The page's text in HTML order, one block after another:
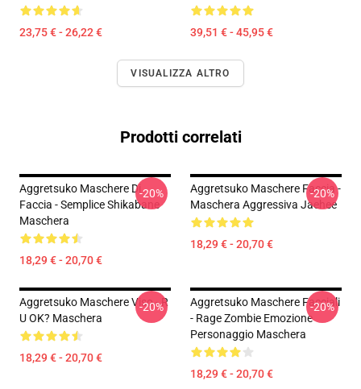
23,75 € - 26,22 € 39,51 € - 45,95 €
VISUALIZZA ALTRO
Prodotti correlati
Aggretsuko Maschere Di
Faccia - Semplice Shikabane
Maschera
18,29 € - 20,70 €
-20%
Aggretsuko Maschere Faccia -
Maschera Aggressiva Jaehee
18,29 € - 20,70 €
-20%
Aggretsuko Maschere Viso - R
U OK? Maschera
18,29 € - 20,70 €
-20%
Aggretsuko Maschere Facciali
- Rage Zombie Emozione
Personaggio Maschera
18,29 € - 20,70 €
-20%